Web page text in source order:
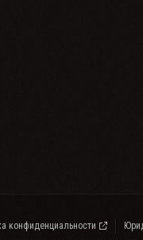
конфиденциальности